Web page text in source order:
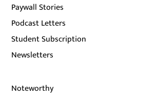
Paywall Stories
Podcast Letters
Student Subscription
Newsletters
Noteworthy